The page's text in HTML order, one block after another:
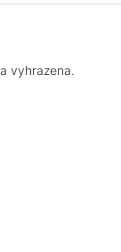
vyhrazena.